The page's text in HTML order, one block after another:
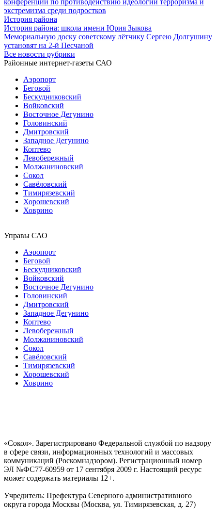
экстремизма среди подростков
История района
История района: школа имени Юрия Зыкова
Мемориальную доску советскому лётчику Сергею Долгушину
установят на 2-й Песчаной
Все новости рубрики
Районные интернет-газеты САО
Аэропорт
Беговой
Бескудниковский
Войковский
Восточное Дегунино
Головинский
Дмитровский
Западное Дегунино
Коптево
Левобережный
Молжаниновский
Сокол
Савёловский
Тимирязевский
Хорошевский
Ховрино
Управы САО
Аэропорт
Беговой
Бескудниковский
Войковский
Восточное Дегунино
Головинский
Дмитровский
Западное Дегунино
Коптево
Левобережный
Молжаниновский
Сокол
Савёловский
Тимирязевский
Хорошевский
Ховрино
«Сокол». Зарегистрировано Федеральной службой по надзору
в сфере связи, информационных технологий и массовых
коммуникаций (Роскомнадзором). Регистрационный номер
ЭЛ №ФС77-60959 от 17 сентября 2009 г. Настоящий ресурс
может содержать материалы 12+.
Учредитель: Префектура Северного административного
округа города Москвы (Москва, ул. Тимирязевская, д. 27)